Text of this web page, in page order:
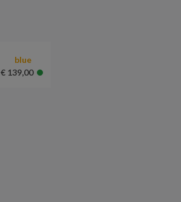
blue
€ 139,00 •